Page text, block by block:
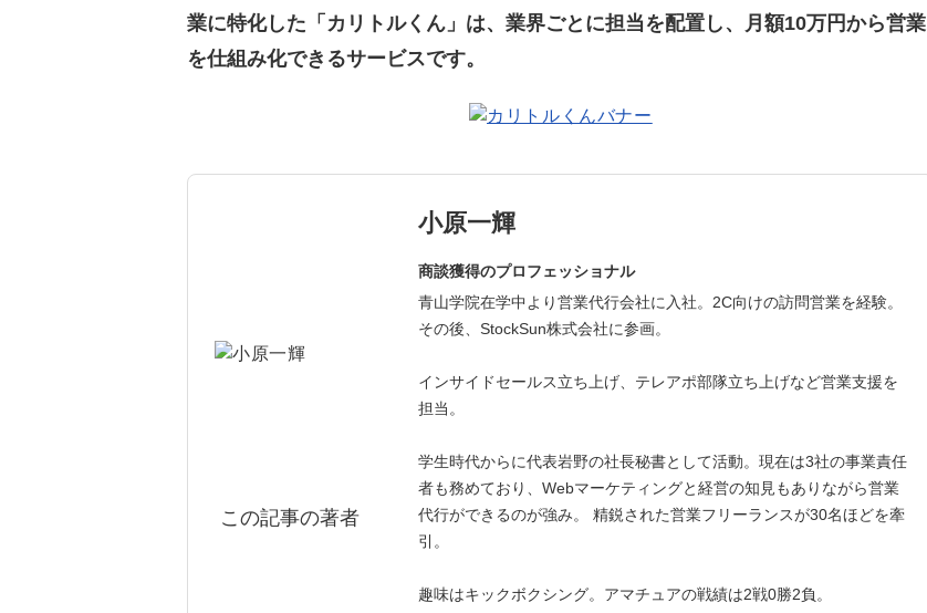
正社員
カスタマーサクセスマネージャー
募集要項一覧
業に特化した「カリトルくん」は、業界ごとに担当を配置し、月額10万円から営業
を仕組み化できるサービスです。
この記事の著者
小原一輝
商談獲得のプロフェッショナル
青山学院在学中より営業代行会社に入社。2C向けの訪問営業を経験。
その後、StockSun株式会社に参画。
インサイドセールス立ち上げ、テレアポ部隊立ち上げなど営業支援を
担当。
学生時代からに代表岩野の社長秘書として活動。現在は3社の事業責任
者も務めており、Webマーケティングと経営の知見もありながら営業
代行ができるのが強み。 精鋭された営業フリーランスが30名ほどを牽
引。
趣味はキックボクシング。アマチュアの戦績は2戦0勝2負。